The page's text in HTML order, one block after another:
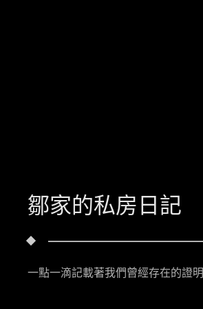
鄒家的私房日記
一點一滴記載著我們曾經存在的證明